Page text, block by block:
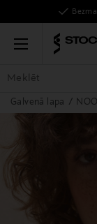
Menu
VISAS PRECES
Galvenā lapa